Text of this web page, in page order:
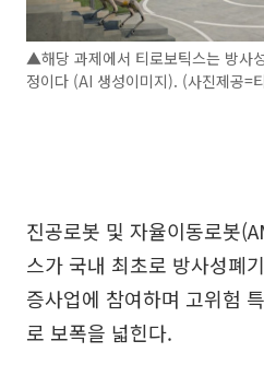
▲해당 과제에서 티로보틱스는 방사
정이다 (AI 생성이미지). (사진제공=
진공로봇 및 자율이동로봇
스가 국내 최초로 방사성폐
증사업에 참여하며 고위험
로 보폭을 넓힌다.